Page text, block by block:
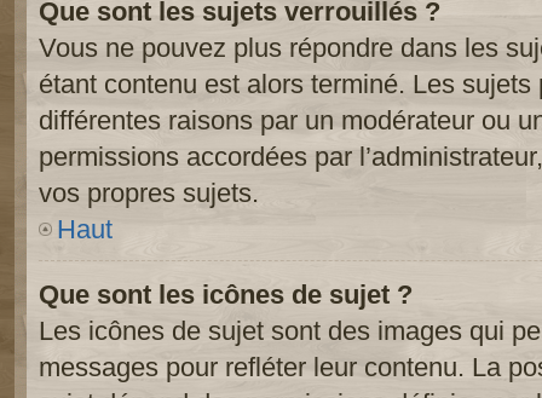
Que sont les sujets verrouillés ?
Vous ne pouvez plus répondre dans les
étant contenu est alors terminé. Les
différentes raisons par un modérateur ou
permissions accordées par
vos propres sujets.
Haut
Que sont les icônes de sujet ?
Les icônes de sujet sont des images qui
messages pour refléter leur contenu. La